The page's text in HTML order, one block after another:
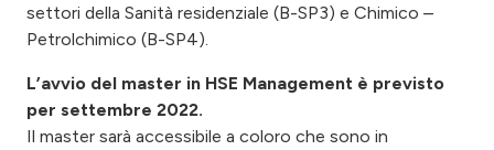
settori della Sanità residenziale (B-SP3) e Chimico –
Petrolchimico (B-SP4).
L’avvio del master in HSE Management è previsto
per settembre 2022.
Il master sarà accessibile a coloro che sono in